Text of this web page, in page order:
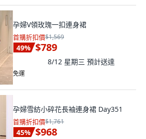
孕婦V領玫瑰一扣連身裙
首購折扣價$1,569
49% $789
8/12 星期三 預計送達
免運
孕婦雪紡小碎花長袖連身裙 Day351
首購折扣價$1,761
45% $968